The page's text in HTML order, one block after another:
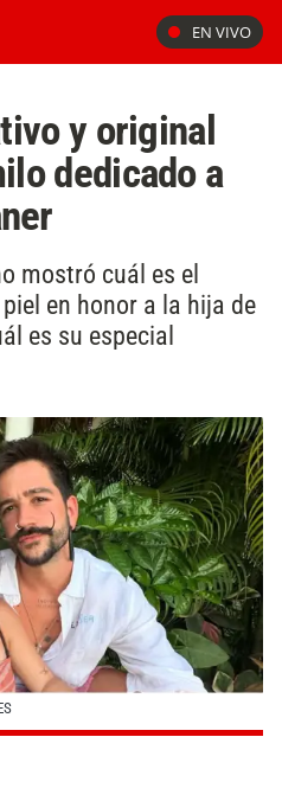
EN VIVO
y original
dedicado a
mostró cuál es el
en honor a la hija de
es su especial